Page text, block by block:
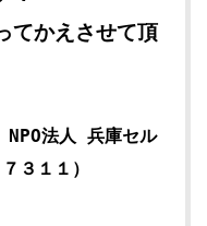
てかえさせて頂
NPO法人 兵庫セル
３１１）